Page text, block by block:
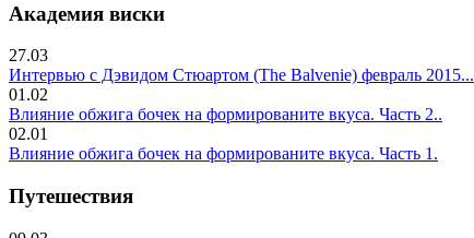
Академия виски
27.03
Интервью с Дэвидом Стюартом (The Balvenie) февраль 2015...
01.02
Влияние обжига бочек на формированите вкуса. Часть 2..
02.01
Влияние обжига бочек на формированите вкуса. Часть 1.
Путешествия